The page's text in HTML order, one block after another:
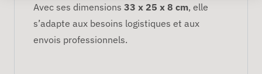
Avec ses dimensions 33 x 25 x 8 cm, elle
s’adapte aux besoins logistiques et aux
envois professionnels.